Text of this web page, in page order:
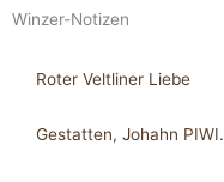
Winzer-Notizen
Roter Veltliner Liebe
Gestatten, Johahn PIWI.